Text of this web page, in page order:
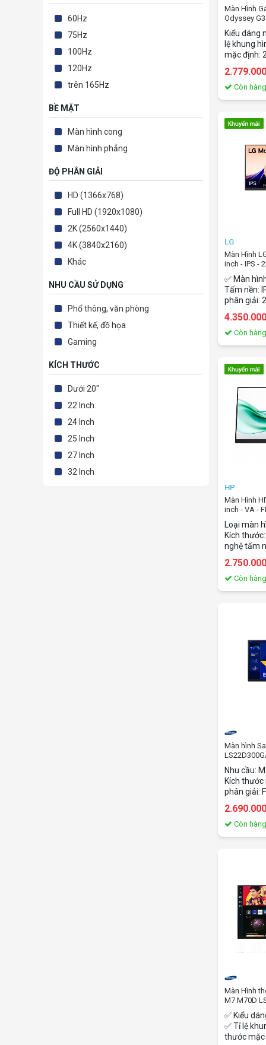
60Hz
75Hz
100Hz
120Hz
trên 165Hz
BỀ MẶT
Màn hình cong
Màn hình phẳng
ĐỘ PHÂN GIẢI
HD (1366x768)
Full HD (1920x1080)
2K (2560x1440)
4K (3840x2160)
Khác
NHU CẦU SỬ DỤNG
Phổ thông, văn phòng
Thiết kế, đồ họa
Gaming
KÍCH THƯỚC
Dưới 20"
22 Inch
24 Inch
25 Inch
27 Inch
32 Inch
Màn Hình
Odyssey
VA - 180Hz
Kiểu dáng
lệ khung
mặc định:
tấm nền:
ảnh: FHD
hiển thị:
mới: Max
sắc: 16.7
phủ của
Free
Tai nghe
cáp
Còn hàng
LG
Màn Hình
inch - IPS -
✅ Màn
Tấm nền:
phân giải:
gian phản
Faster) ✅
PD 15W),
Only) ✅
Mode,
Còn hàng
HP
Màn Hình
inch - VA -
Loại màn
Kích
nghệ tấm
khung
ứng: 5ms
nguồn,
Còn hàng
Màn hình
HD/
Nhu cầu:
Kích thước
phân giải:
quét:
250cd/m2
Còn hàng
Màn Hình
M7 M70D
inch - VA -
✅ Kiểu
✅ Tỉ lệ
thước mặc